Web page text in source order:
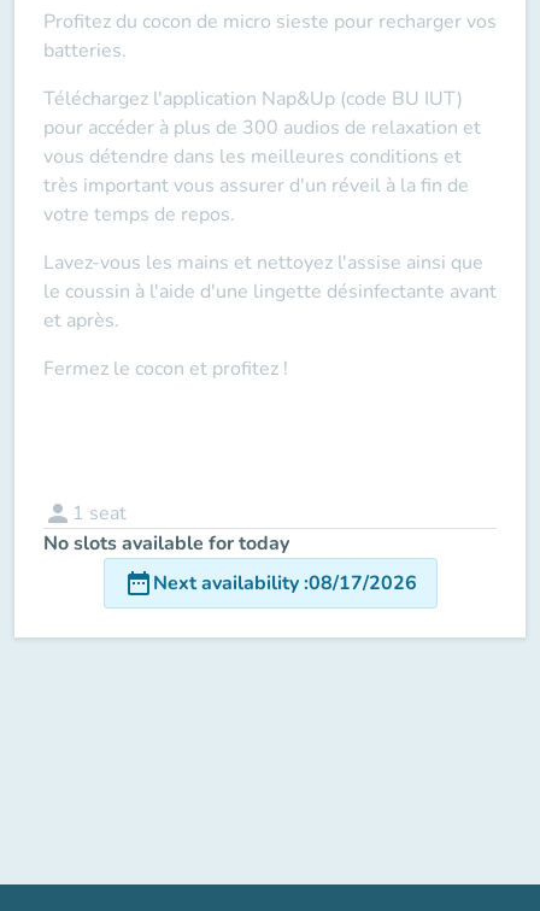
Profitez du cocon de micro sieste pour recharger vos
batteries.
Téléchargez l'application Nap&Up (code BU IUT)
pour accéder à plus de 300 audios de relaxation et
vous détendre dans les meilleures conditions et
très importantvous assurer d'un réveil à la fin de
votre temps de repos.
Lavez-vous les mains et nettoyez l'assise ainsi que
le coussin à l'aide d'une lingette désinfectante avant
et après.
Fermez le cocon et profitez !
person 1 seat
No slots available for today
date_rangeNext availability:08/17/2026